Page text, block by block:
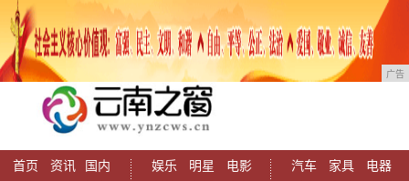
广告
首页 资讯
国内
娱乐 明星
电影
汽车 家具
电器